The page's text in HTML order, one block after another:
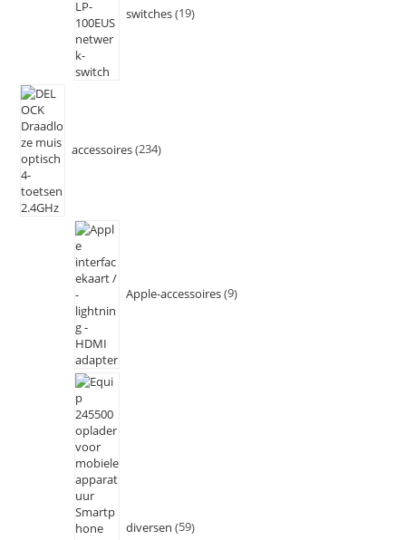
switches 19
accessoires 234
Apple-accessoires 9
diversen 59